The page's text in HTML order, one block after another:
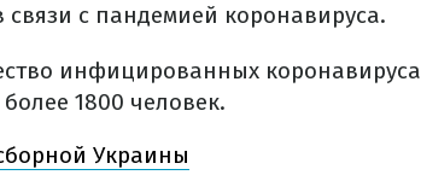
с пандемией коронавируса.
инфицированных коронавируса
1800 человек.
Украины